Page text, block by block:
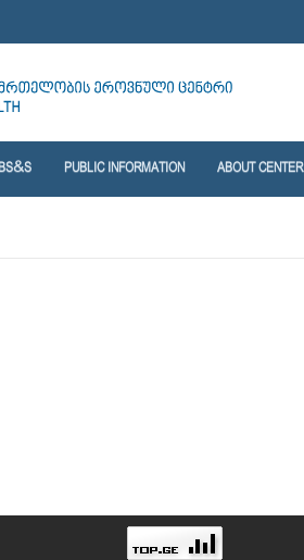
PUBLIC INFORMATION ABOUT CENTER